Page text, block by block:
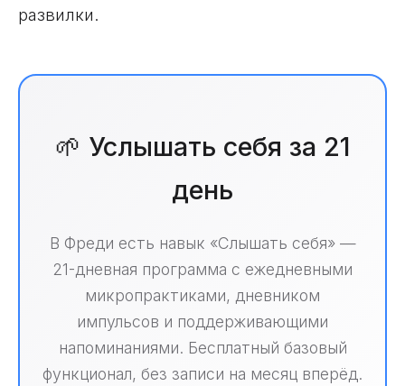
развилки.
🌱 Услышать себя за 21
день
В Фреди есть навык «Слышать себя» —
21-дневная программа с ежедневными
микропрактиками, дневником
импульсов и поддерживающими
напоминаниями. Бесплатный базовый
функционал, без записи на месяц вперёд.